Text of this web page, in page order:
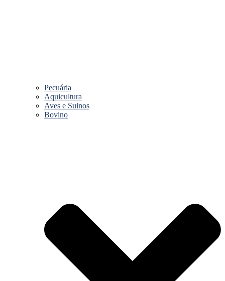
Pecuária
Aquicultura
Aves e Suinos
Bovino